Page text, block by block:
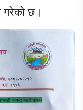
गरेको छ।